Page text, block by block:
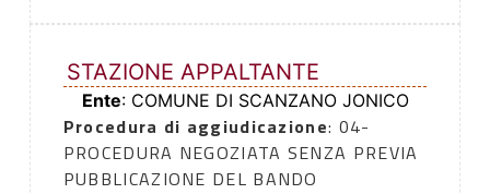
STAZIONE APPALTANTE
Ente: COMUNE DI SCANZANO JONICO
Procedura di aggiudicazione: 04-
PROCEDURA NEGOZIATA SENZA PREVIA
PUBBLICAZIONE DEL BANDO